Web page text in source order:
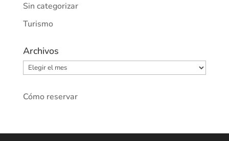
Sin categorizar
Turismo
Archivos
Archivos
Cómo reservar